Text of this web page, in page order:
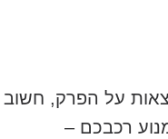
על הפרק, חשוב
רכבכם –